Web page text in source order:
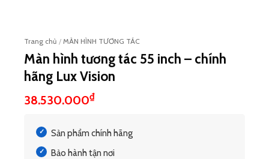
Trang chủ / MÀN HÌNH TƯƠNG TÁC
Màn hình tương tác 55 inch – chính
hãng Lux Vision
38.530.000₫
Sản phẩm chính hãng
Bảo hành tận nơi